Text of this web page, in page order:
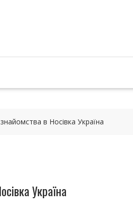
в Носівка Україна
Україна